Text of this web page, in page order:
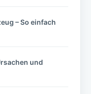
– So einfach
und